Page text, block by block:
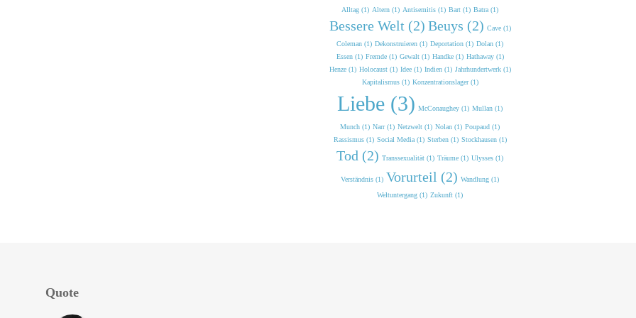
Alltag (1) Altern (1) Antisemitis (1) Bart (1) Batra (1)
Bessere Welt (2) Beuys (2) Cave (1)
Coleman (1) Dekonstruieren (1) Deportation (1) Dolan (1)
Essen (1) Fremde (1) Gewalt (1) Handke (1) Hathaway (1)
Henze (1) Holocaust (1) Idee (1) Indien (1) Jahrhundertwerk (1)
Kapitalismus (1) Konzentrationslager (1)
Liebe (3) McConaughey (1) Mullan (1)
Munch (1) Narr (1) Netzwelt (1) Nolan (1) Poupaud (1)
Rassismus (1) Social Media (1) Sterben (1) Stockhausen (1)
Tod (2) Transsexualität (1) Träume (1) Ulysses (1)
Verständnis (1) Vorurteil (2) Wandlung (1)
Weltuntergang (1) Zukunft (1)
Quote